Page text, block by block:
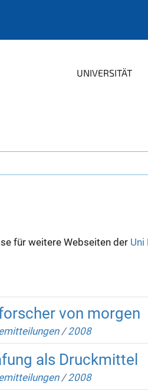
UNIVERSITÄT
für weitere Webseiten der Uni
von morgen
/2008
als Druckmittel
/2008